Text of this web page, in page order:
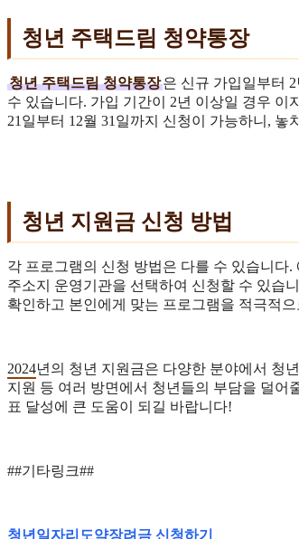
청년 주택드림 청약통장
청년 주택드림 청약통장은 신규 가입일부터
수 있습니다. 가입 기간이 2년 이상일 경우 이
21일부터 12월 31일까지 신청이 가능하니, 놓
청년 지원금 신청 방법
각 프로그램의 신청 방법은 다를 수 있습니다.
주소지 운영기관을 선택하여 신청할 수 있습
확인하고 본인에게 맞는 프로그램을 적극적
2024년의 청년 지원금은 다양한 분야에서 청
지원 등 여러 방면에서 청년들의 부담을 덜어
표 달성에 큰 도움이 되길 바랍니다!
##기타링크##
청년일자리도약장려금 신청하기